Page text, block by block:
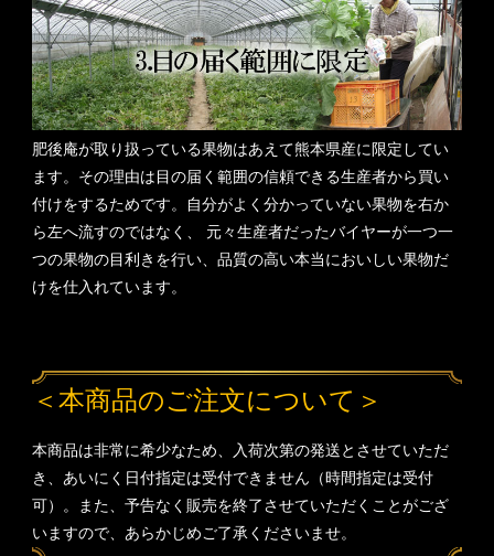
肥後庵が取り扱っている果物はあえて熊本県産に限定してい
ます。その理由は目の届く範囲の信頼できる生産者から買い
付けをするためです。自分がよく分かっていない果物を右か
ら左へ流すのではなく、 元々生産者だったバイヤーが一つ一
つの果物の目利きを行い、品質の高い本当においしい果物だ
けを仕入れています。
＜本商品のご注文について＞
本商品は非常に希少なため、入荷次第の発送とさせていただ
き、あいにく日付指定は受付できません（時間指定は受付
可）。また、予告なく販売を終了させていただくことがござ
いますので、あらかじめご了承くださいませ。